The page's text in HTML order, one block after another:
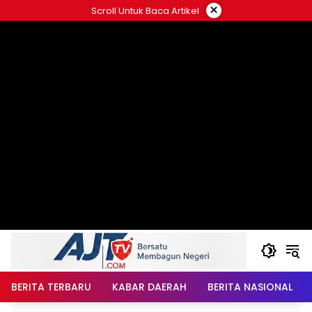
ke
Scroll Untuk Baca Artikel ×
BERITA TERBARU KABAR DAERAH BERITA NASIONAL